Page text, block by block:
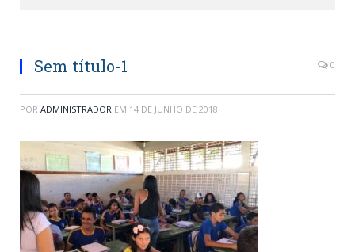
Sem título-1 0
POR ADMINISTRADOR EM 14 DE JUNHO DE 2018